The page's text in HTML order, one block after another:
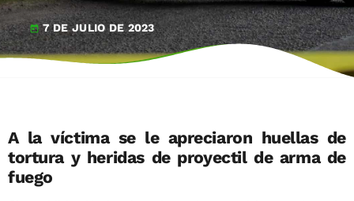
today 7 DE JULIO DE 2023
A la víctima se le apreciaron huellas de
tortura y heridas de proyectil de arma de
fuego